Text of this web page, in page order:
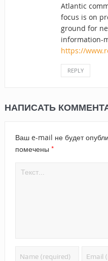
Atlantic
focus is on
ground for
information-
https://
REPLY
НАПИСАТЬ
Ваш e-mail не будет
помечены *